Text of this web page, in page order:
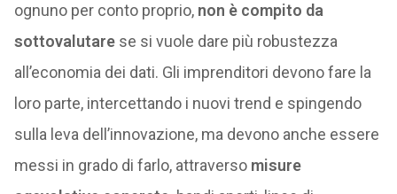
ognuno per conto proprio, non è compito da
sottovalutarese si vuole dare più robustezza
all’economia dei dati. Gli imprenditori devono fare la
loro parte, intercettando i nuovi trend e spingendo
sulla leva dell’innovazione, ma devono anche essere
messi in grado di farlo, attraversomisure